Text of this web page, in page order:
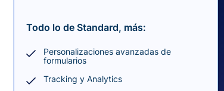
Todo lo de Standard, más:
Personalizaciones avanzadas de
formularios
Tracking y Analytics